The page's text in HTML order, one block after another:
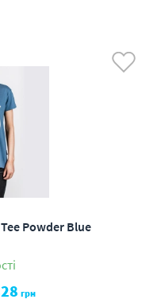
Powder Blue
грн